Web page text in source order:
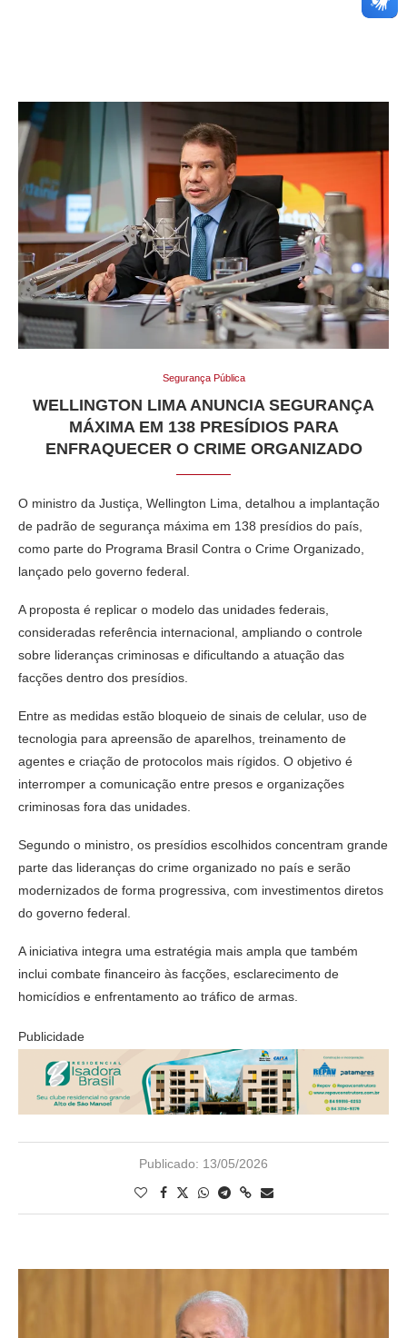
Segurança Pública
WELLINGTON LIMA ANUNCIA SEGURANÇA
MÁXIMA EM 138 PRESÍDIOS PARA
ENFRAQUECER O CRIME ORGANIZADO
O ministro da Justiça, Wellington Lima , detalhou a implantação
de padrão de segurança máxima em 138 presídios do país,
como parte do Programa Brasil Contra o Crime Organizado,
lançado pelo governo federal.
A proposta é replicar o modelo das unidades federais,
consideradas referência internacional, ampliando o controle
sobre lideranças criminosas e dificultando a atuação das
facções dentro dos presídios.
Entre as medidas estão bloqueio de sinais de celular, uso de
tecnologia para apreensão de aparelhos, treinamento de
agentes e criação de protocolos mais rígidos. O objetivo é
interromper a comunicação entre presos e organizações
criminosas fora das unidades.
Segundo o ministro, os presídios escolhidos concentram grande
parte das lideranças do crime organizado no país e serão
modernizados de forma progressiva, com investimentos diretos
do governo federal.
A iniciativa integra uma estratégia mais ampla que também
inclui combate financeiro às facções, esclarecimento de
homicídios e enfrentamento ao tráfico de armas.
Publicidade
Publicado: 13/05/2026